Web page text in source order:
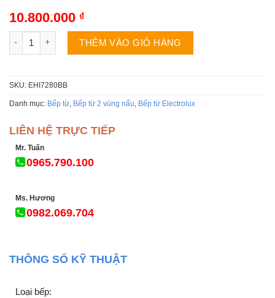
dựa trên
10.800.000 ₫
Bếp từ đôi Electrolux EHI7280BB số lượng
THÊM VÀO GIỎ HÀNG
SKU: EHI7280BB
Danh mục: Bếp từ Bếp từ 2 vùng nấu Bếp từ Electrolux
LIÊN HỆ TRỰC TIẾP
Mr. Tuấn
0965.790.100
Ms. Hương
0982.069.704
THÔNG SỐ KỸ THUẬT
Loại bếp: